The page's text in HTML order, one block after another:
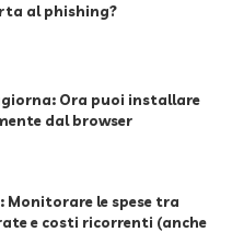
al phishing?
Ora puoi installare
dal browser
Monitorare le spese tra
e costi ricorrenti (anche